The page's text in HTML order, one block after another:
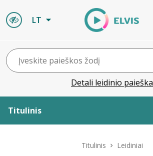
LT
Detali leidinio paieška
Titulinis
Titulinis Leidiniai